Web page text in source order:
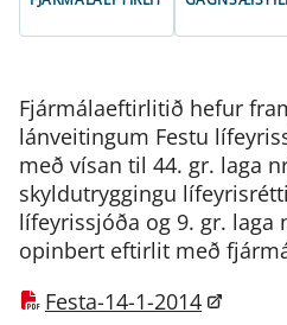
Fjármálaeftirlitið hefur
lánveitingum Festu
með vísan til 44. gr. laga
skyldutryggingu
lífeyrissjóða og 9. gr. laga
opinbert eftirlit með
Festa-14-1-2014